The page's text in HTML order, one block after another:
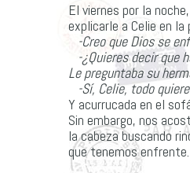
El viernes por la
explicarle a Celie en
-Creo que Dios se
-¿Quieres decir que
Le preguntaba su
-Sí, Celie, todo
Y acurrucada en el
Sin embargo, nos
la cabeza buscando
que tenemos enfrente.